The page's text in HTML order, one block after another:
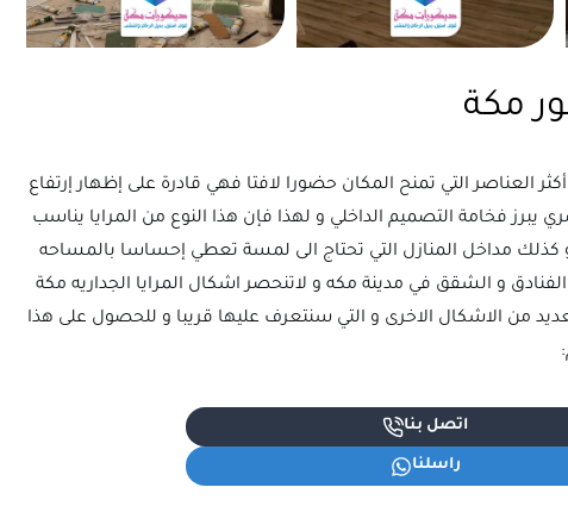
مكة
العناصر التي تمنح المكان حضورا لافتا فهي قادرة على إظهار إرتفاع
يبرز فخامة التصميم الداخلي و لهذا فإن هذا النوع من المرايا يناسب
مداخل المنازل التي تحتاج الى لمسة تعطي إحساسا بالمساحه
و الشقق في مدينة مكه و لاتنحصر اشكال المرايا الجداريه مكة
من الاشكال الاخرى و التي سنتعرف عليها قريبا و للحصول على هذا
اتصل بنا
راسلنا